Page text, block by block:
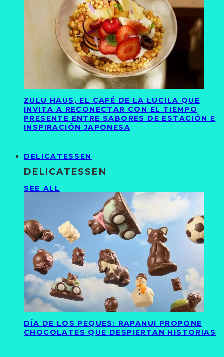
ZULU HAUS, EL CAFÉ DE LA LUCILA QUE
INVITA A RECONECTAR CON EL TIEMPO
PRESENTE ENTRE SABORES DE ESTACIÓN E
INSPIRACIÓN JAPONESA
DELICATESSEN
DELICATESSEN
SEE ALL
DÍA DE LOS PEQUES: RAPANUI PROPONE
CHOCOLATES QUE DESPIERTAN HISTORIAS